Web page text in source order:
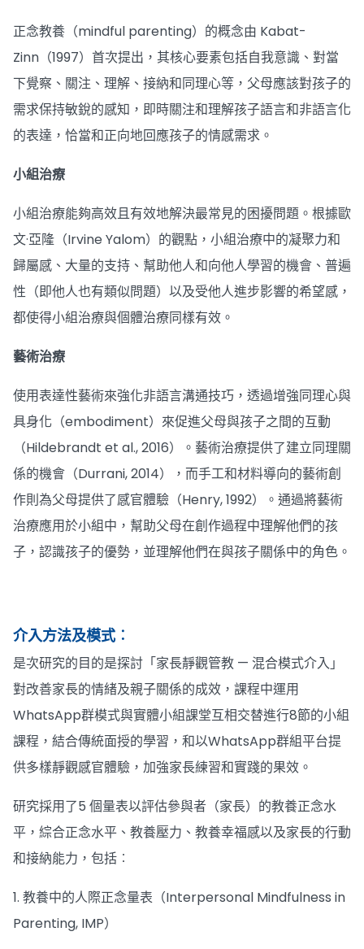
正念教養（mindful parenting）的概念由 Kabat-
Zinn（1997）首次提出，其核心要素包括自我意識、對當
下覺察、關注、理解、接納和同理心等，父母應該對孩子的
需求保持敏銳的感知，即時關注和理解孩子語言和非語言化
的表達，恰當和正向地回應孩子的情感需求。
小組治療
小組治療能夠高效且有效地解決最常見的困擾問題。根據歐
文·亞隆（Irvine Yalom）的觀點，小組治療中的凝聚力和
歸屬感、大量的支持、幫助他人和向他人學習的機會、普遍
性（即他人也有類似問題）以及受他人進步影響的希望感，
都使得小組治療與個體治療同樣有效。
藝術治療
使用表達性藝術來強化非語言溝通技巧，透過增強同理心與
具身化（embodiment）來促進父母與孩子之間的互動
（Hildebrandt et al., 2016）。藝術治療提供了建立同理關
係的機會（Durrani, 2014），而手工和材料導向的藝術創
作則為父母提供了感官體驗（Henry, 1992）。通過將藝術
治療應用於小組中，幫助父母在創作過程中理解他們的孩
子，認識孩子的優勢，並理解他們在與孩子關係中的角色。
介入方法及模式︰
是次研究的目的是探討「家長靜觀管教 — 混合模式介入」
對改善家長的情緒及親子關係的成效，課程中運用
WhatsApp群模式與實體小組課堂互相交替進行8節的小組
課程，結合傳統面授的學習，和以WhatsApp群組平台提
供多樣靜觀感官體驗，加強家長練習和實踐的果效。
研究採用了5 個量表以評估參與者（家長）的教養正念水
平，綜合正念水平、教養壓力、教養幸福感以及家長的行動
和接納能力，包括︰
1. 教養中的人際正念量表（Interpersonal Mindfulness in
Parenting, IMP）